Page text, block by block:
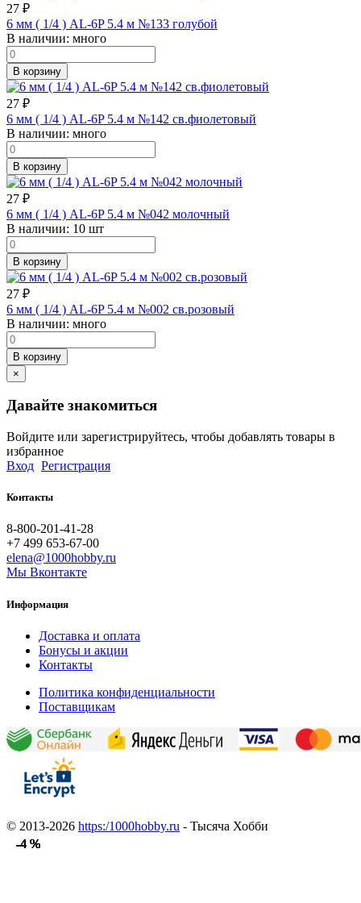
-4 %
-4 %
-4 %
-4 %
-4 %
-4 %
-4 %
-4 %
-4 %
27 ₽
6 мм ( 1/4 ) AL-6P 5.4 м №133 голубой
В наличии: много
В корзину
-4 %
27 ₽
6 мм ( 1/4 ) AL-6P 5.4 м №142 св.фиолетовый
В наличии: много
В корзину
-4 %
27 ₽
6 мм ( 1/4 ) AL-6P 5.4 м №042 молочный
В наличии: 10 шт
В корзину
-4 %
27 ₽
6 мм ( 1/4 ) AL-6P 5.4 м №002 св.розовый
В наличии: много
В корзину
×
Давайте знакомиться
Войдите или зарегистрируйтесь, чтобы добавлять товары в
избранное
Вход Регистрация
Контакты
8-800-201-41-28
+7 499 653-67-00
elena@1000hobby.ru
Мы Вконтакте
Информация
Доставка и оплата
Бонусы и акции
Контакты
Политика конфиденциальности
Поставщикам
© 2013-2026 https:/1000hobby.ru - Тысяча Хобби